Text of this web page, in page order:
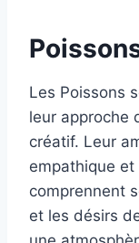
Les Poissons
leur approche
créatif. Leur
empathique
comprennent
et les désirs